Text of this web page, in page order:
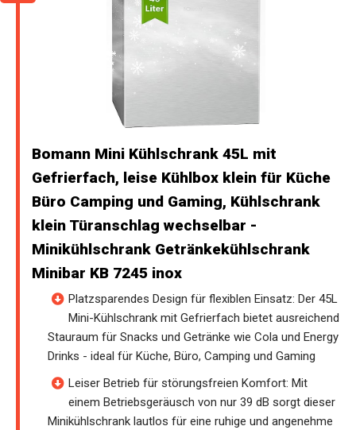
Bomann Mini Kühlschrank 45L mit
Gefrierfach, leise Kühlbox klein für Küche
Büro Camping und Gaming, Kühlschrank
klein Türanschlag wechselbar -
Minikühlschrank Getränkekühlschrank
Minibar KB 7245 inox
Platzsparendes Design für flexiblen Einsatz: Der 45L
Mini-Kühlschrank mit Gefrierfach bietet ausreichend
Stauraum für Snacks und Getränke wie Cola und Energy
Drinks - ideal für Küche, Büro, Camping und Gaming
Leiser Betrieb für störungsfreien Komfort: Mit
einem Betriebsgeräusch von nur 39 dB sorgt dieser
Minikühlschrank lautlos für eine ruhige und angenehme